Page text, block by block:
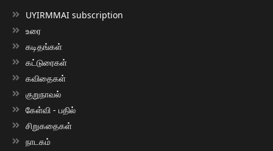
UYIRMMAI subscription
உரை
கடிதங்கள்
கட்டுரைகள்
கவிதைகள்
குறுநாவல்
கேள்வி - பதில்
சிறுகதைகள்
நாடகம்